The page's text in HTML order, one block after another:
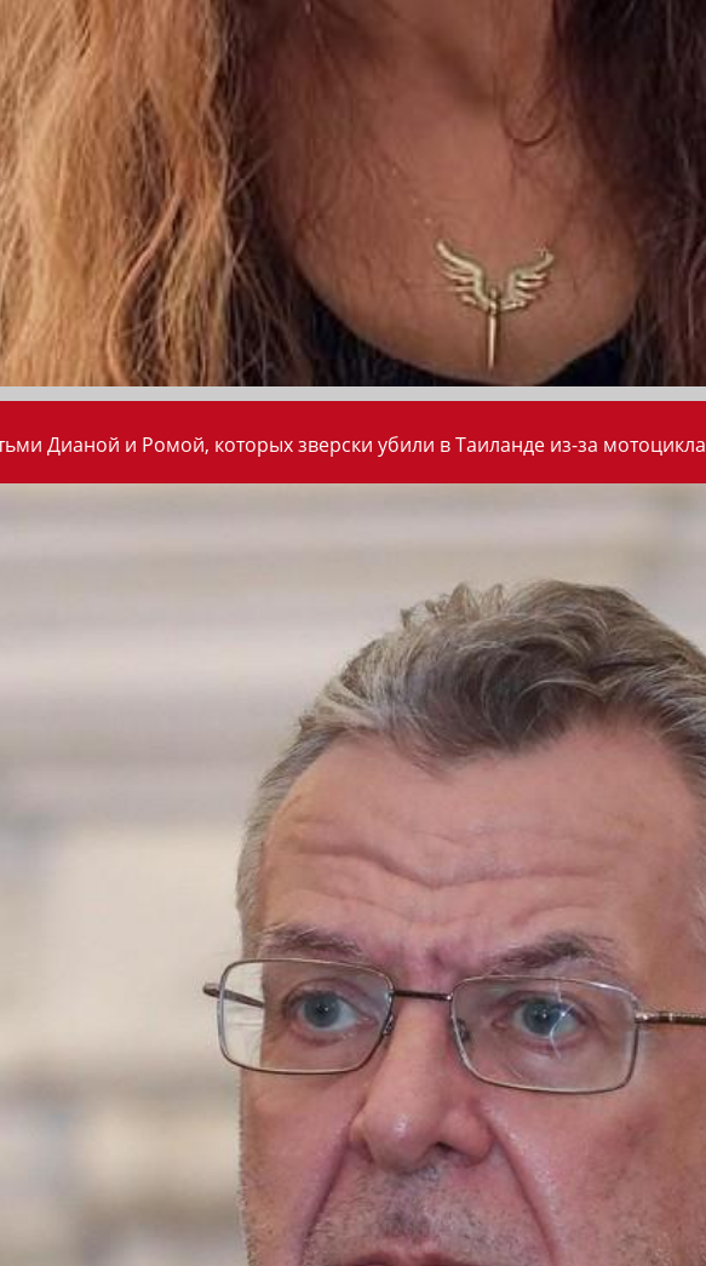
Дианой и Ромой, которых зверски убили в Таиланде из-за мотоцикла